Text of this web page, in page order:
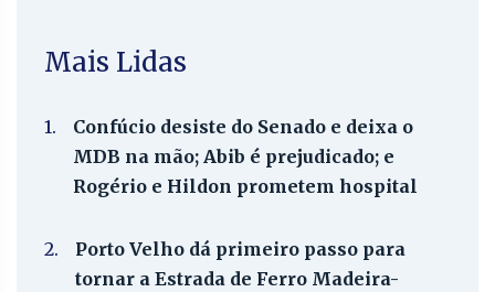
Mais Lidas
1.
Confúcio desiste do Senado e deixa o
MDB na mão; Abib é prejudicado; e
Rogério e Hildon prometem hospital
2.
Porto Velho dá primeiro passo para
tornar a Estrada de Ferro Madeira-